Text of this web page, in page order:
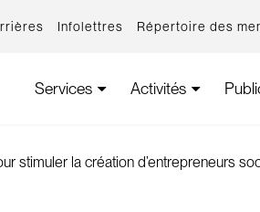
Infolettres Répertoire des
Services Activités
stimuler la création d’entrepreneurs